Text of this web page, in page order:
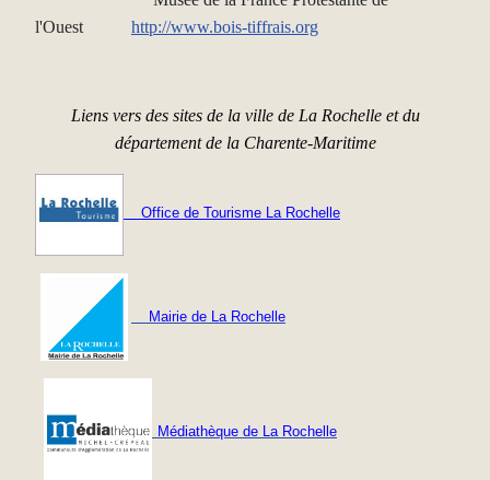
l'Ouest http://www.bois-tiffrais.org
Liens vers des sites de la ville de La Rochelle et du
département de la Charente-Maritime
Office de Tourisme La Rochelle
Mairie de La Rochelle
Médiathèque de La Rochelle